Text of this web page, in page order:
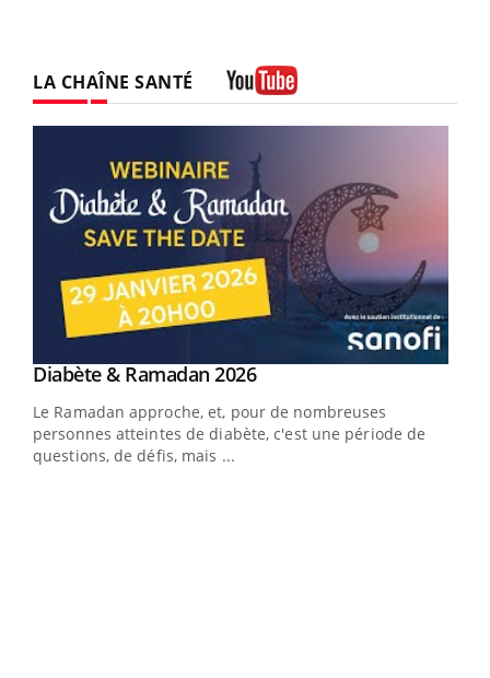
LA CHAÎNE SANTÉ
Youtube
Diabète & Ramadan 2026Youtube
Le Ramadan approche, et, pour de nombreuses
personnes atteintes de diabète, c'est une période de
questions, de défis, mais ...